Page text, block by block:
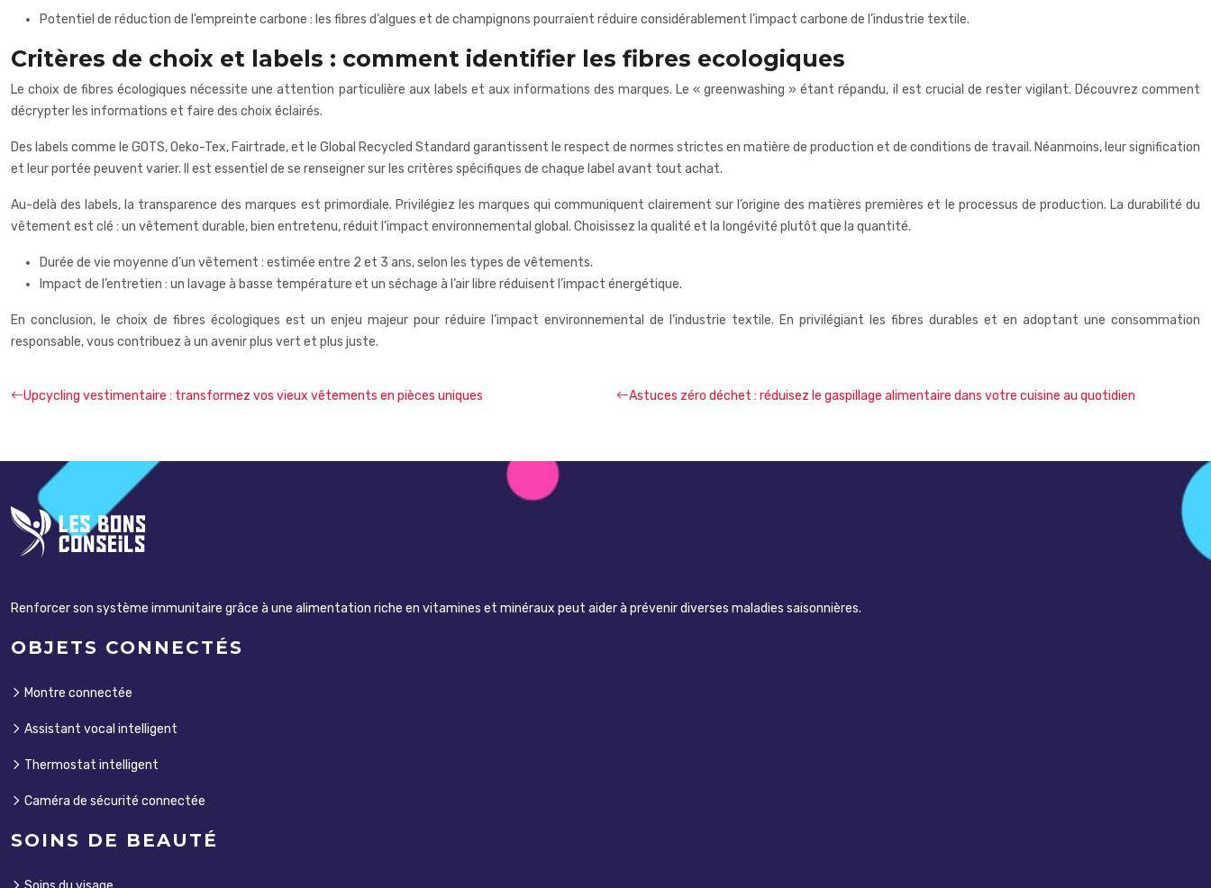
Potentiel de réduction de l’empreinte carbone : les fibres d’algues et de champignons pourraient réduire considérablement l’impact carbone de l’industrie textile.
Critères de choix et labels : comment identifier les fibres ecologiques
Le choix de fibres écologiques nécessite une attention particulière aux labels et aux informations des marques. Le « greenwashing » étant répandu, il est crucial de rester vigilant. Découvrez comment
décrypter les informations et faire des choix éclairés.
Des labels comme le GOTS, Oeko-Tex, Fairtrade, et le Global Recycled Standard garantissent le respect de normes strictes en matière de production et de conditions de travail. Néanmoins, leur signification
et leur portée peuvent varier. Il est essentiel de se renseigner sur les critères spécifiques de chaque label avant tout achat.
Au-delà des labels, la transparence des marques est primordiale. Privilégiez les marques qui communiquent clairement sur l’origine des matières premières et le processus de production. La durabilité du
vêtement est clé : un vêtement durable, bien entretenu, réduit l’impact environnemental global. Choisissez la qualité et la longévité plutôt que la quantité.
Durée de vie moyenne d’un vêtement : estimée entre 2 et 3 ans, selon les types de vêtements.
Impact de l’entretien : un lavage à basse température et un séchage à l’air libre réduisent l’impact énergétique.
En conclusion, le choix de fibres écologiques est un enjeu majeur pour réduire l’impact environnemental de l’industrie textile. En privilégiant les fibres durables et en adoptant une consommation
responsable, vous contribuez à un avenir plus vert et plus juste.
Upcycling vestimentaire : transformez vos vieux vêtements en pièces uniques Astuces zéro déchet : réduisez le gaspillage alimentaire dans votre cuisine au quotidien
Renforcer son système immunitaire grâce à une alimentation riche en vitamines et minéraux peut aider à prévenir diverses maladies saisonnières.
OBJETS CONNECTÉS
Montre connectée
Assistant vocal intelligent
Thermostat intelligent
Caméra de sécurité connectée
SOINS DE BEAUTÉ